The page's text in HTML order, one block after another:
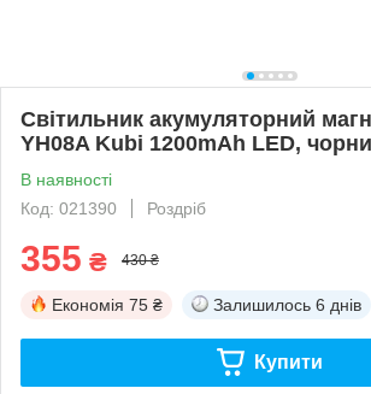
Світильник акумуляторний
YH08A Kubi 1200mAh LED,
В наявності
Код: 021390
Роздріб
355 ₴ 430 ₴
Економія 75 ₴ Залишилось 6 днів
Купити